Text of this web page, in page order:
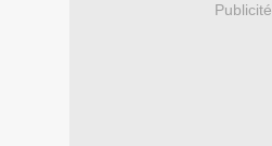
Publicité